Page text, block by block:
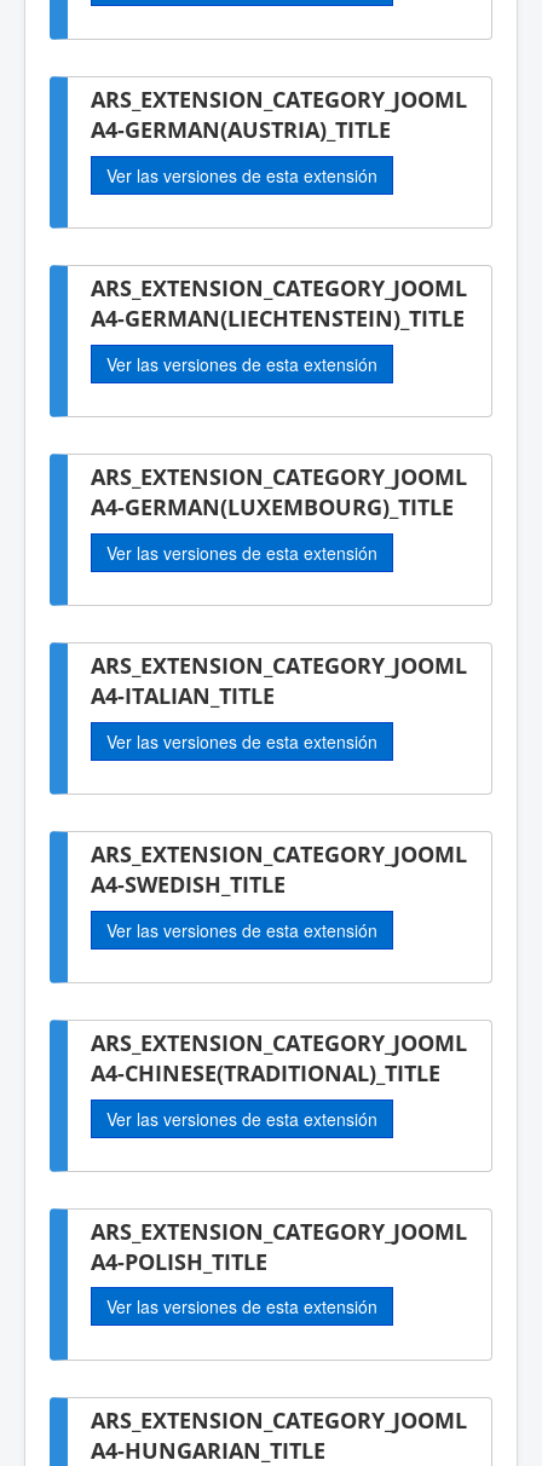
ARS_EXTENSION_CATEGORY_JOOML
A4-GERMAN(AUSTRIA)_TITLE
Ver las versiones de esta extensión
ARS_EXTENSION_CATEGORY_JOOML
A4-GERMAN(LIECHTENSTEIN)_TITLE
Ver las versiones de esta extensión
ARS_EXTENSION_CATEGORY_JOOML
A4-GERMAN(LUXEMBOURG)_TITLE
Ver las versiones de esta extensión
ARS_EXTENSION_CATEGORY_JOOML
A4-ITALIAN_TITLE
Ver las versiones de esta extensión
ARS_EXTENSION_CATEGORY_JOOML
A4-SWEDISH_TITLE
Ver las versiones de esta extensión
ARS_EXTENSION_CATEGORY_JOOML
A4-CHINESE(TRADITIONAL)_TITLE
Ver las versiones de esta extensión
ARS_EXTENSION_CATEGORY_JOOML
A4-POLISH_TITLE
Ver las versiones de esta extensión
ARS_EXTENSION_CATEGORY_JOOML
A4-HUNGARIAN_TITLE